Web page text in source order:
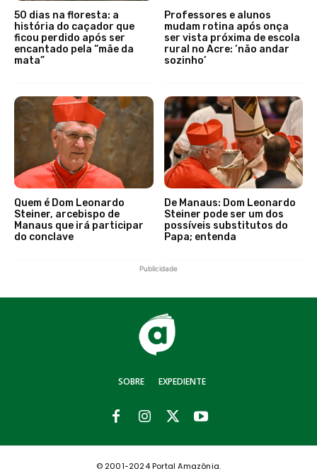
50 dias na floresta: a
história do caçador que
ficou perdido após ser
encantado pela “mãe da
mata”
Professores e alunos
mudam rotina após onça
ser vista próxima de escola
rural no Acre: ‘não andar
sozinho’
Quem é Dom Leonardo
Steiner, arcebispo de
Manaus que irá participar
do conclave
De Manaus: Dom Leonardo
Steiner pode ser um dos
possíveis substitutos do
Papa; entenda
Publicidade
SOBRE EXPEDIENTE
© 2001-2024 Portal Amazônia.